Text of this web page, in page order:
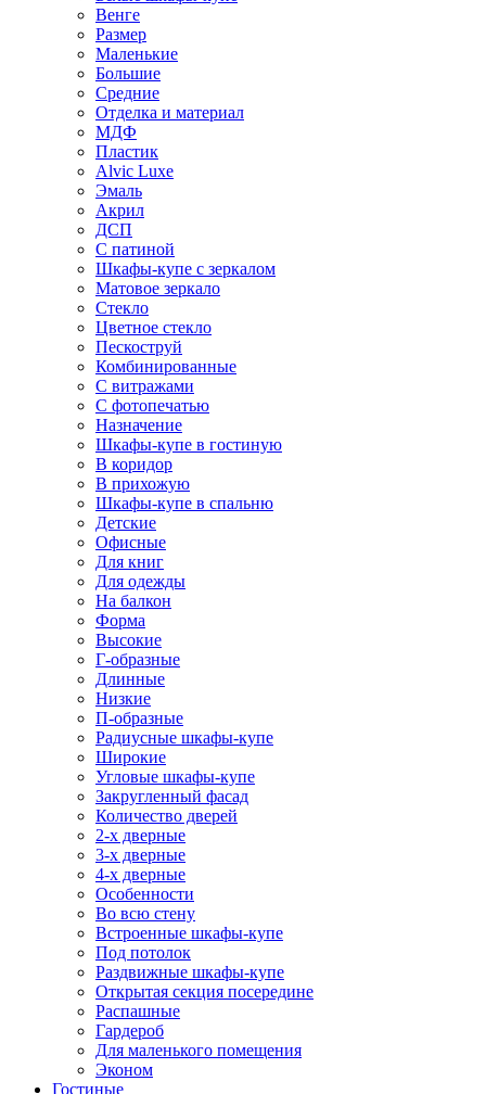
Венге
Размер
Маленькие
Большие
Средние
Отделка и материал
МДФ
Пластик
Alvic Luxe
Эмаль
Акрил
ДСП
С патиной
Шкафы-купе с зеркалом
Матовое зеркало
Стекло
Цветное стекло
Пескоструй
Комбинированные
С витражами
С фотопечатью
Назначение
Шкафы-купе в гостиную
В коридор
В прихожую
Шкафы-купе в спальню
Детские
Офисные
Для книг
Для одежды
На балкон
Форма
Высокие
Г-образные
Длинные
Низкие
П-образные
Радиусные шкафы-купе
Широкие
Угловые шкафы-купе
Закругленный фасад
Количество дверей
2-х дверные
3-х дверные
4-х дверные
Особенности
Во всю стену
Встроенные шкафы-купе
Под потолок
Раздвижные шкафы-купе
Открытая секция посередине
Распашные
Гардероб
Для маленького помещения
Эконом
Гостиные